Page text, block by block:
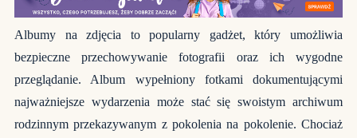
Albumy na zdjęcia to popularny gadżet, który umożliwia
bezpieczne przechowywanie fotografii oraz ich wygodne
przeglądanie. Album wypełniony fotkami dokumentującymi
najważniejsze wydarzenia może stać się swoistym archiwum
rodzinnym przekazywanym z pokolenia na pokolenie. Chociaż